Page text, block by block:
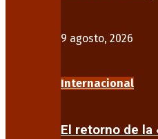
9 agosto, 2026
Internacional
El retorno de la